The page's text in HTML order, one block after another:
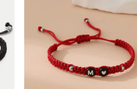
are the perfect solution. The